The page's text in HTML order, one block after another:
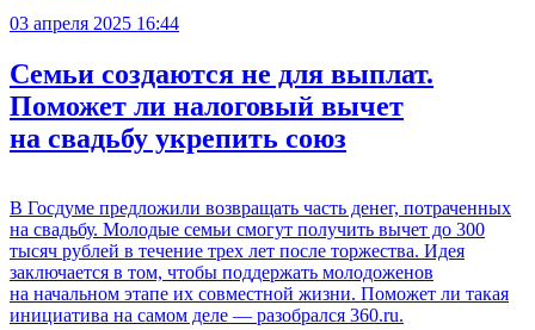
03 апреля 2025 16:44
Семьи создаются не для выплат.
Поможет ли налоговый вычет
на свадьбу укрепить союз
В Госдуме предложили возвращать часть денег, потраченных
на свадьбу. Молодые семьи смогут получить вычет до 300
тысяч рублей в течение трех лет после торжества. Идея
заключается в том, чтобы поддержать молодоженов
на начальном этапе их совместной жизни. Поможет ли такая
инициатива на самом деле — разобрался 360.ru.